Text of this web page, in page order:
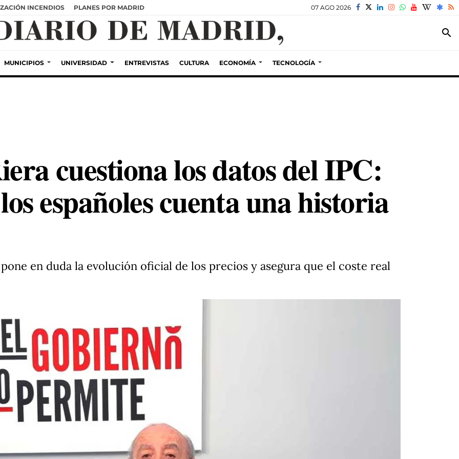
INCENDIOS PLANES POR MADRID 07 AGO 2026
search
MUNICIPIOS UNIVERSIDAD ENTREVISTAS CULTURA ECONOMÍA TECNOLOGÍA
cuestiona los datos del IPC:
españoles cuenta una historia
en duda la evolución oficial de los precios y asegura que el coste real